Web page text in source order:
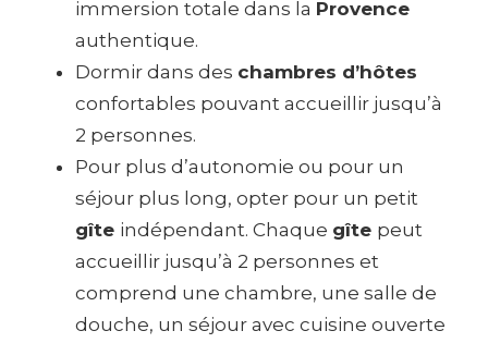
immersion totale dans la Provence
authentique.
Dormir dans des chambres d’hôtes
confortables pouvant accueillir jusqu’à
2 personnes.
Pour plus d’autonomie ou pour un
séjour plus long, opter pour un petit
gîte indépendant. Chaque gîte peut
accueillir jusqu’à 2 personnes et
comprend une chambre, une salle de
douche, un séjour avec cuisine ouverte